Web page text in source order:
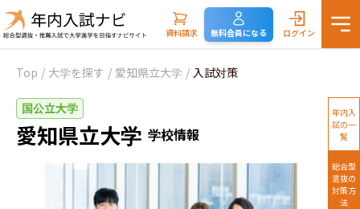
資料請求 無料会員になる ログイン
Top / 大学を探す / 愛知県立大学 / 入試対策
国公立大学
愛知県立大学 学校情報
年内入
試の一
覧
総合型
選抜の
対策方
法